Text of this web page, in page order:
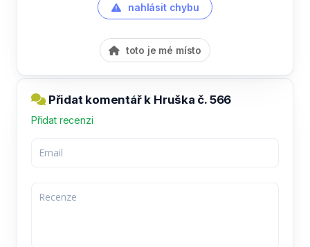
nahlásit chybu
toto je mé místo
Přidat komentář k Hruška č. 566
Přidat recenzi